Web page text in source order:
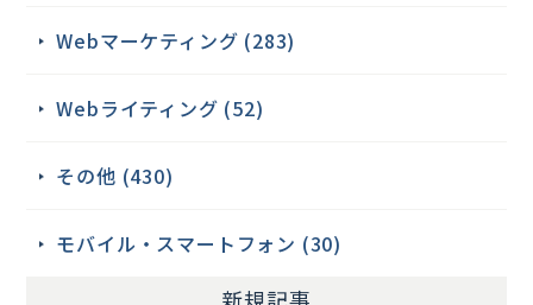
Webマーケティング (283)
Webライティング (52)
その他 (430)
モバイル・スマートフォン (30)
新規記事